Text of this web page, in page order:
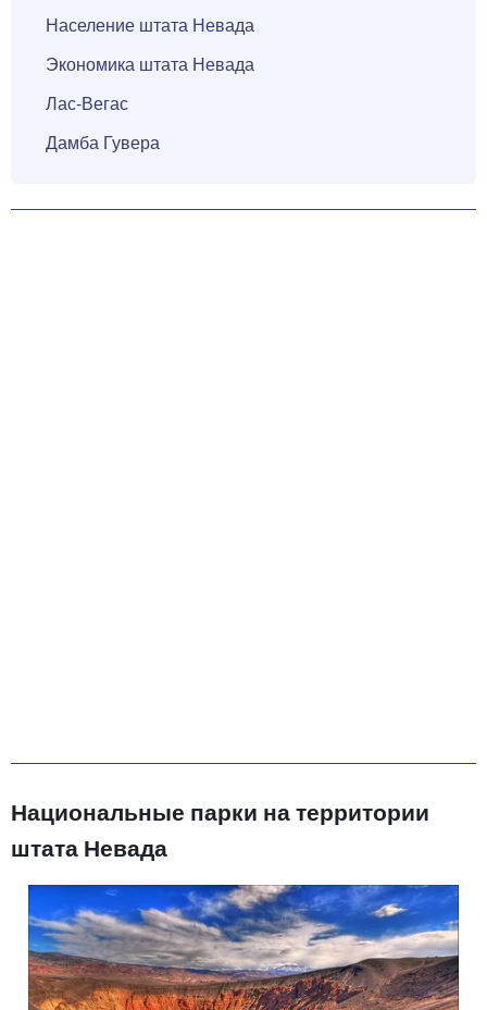
Население штата Невада
Экономика штата Невада
Лас-Вегас
Дамба Гувера
Национальные парки на территории
штата Невада